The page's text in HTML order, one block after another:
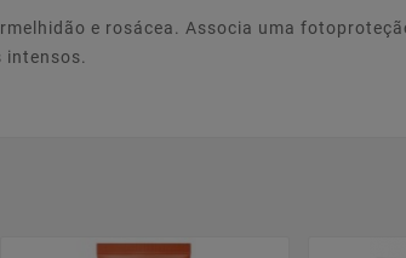
e rosácea. Associa uma
intensos.